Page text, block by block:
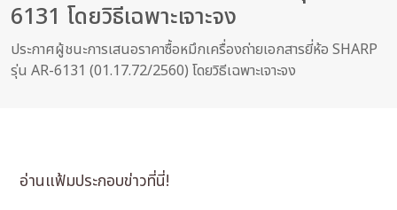
6131 โดยวิธีเฉพาะเจาะจง
ประกาศผู้ชนะการเสนอราคาซื้อหมึกเครื่องถ่ายเอกสารยี่ห้อ SHARP
รุ่น AR-6131 (01.17.72/2560) โดยวิธีเฉพาะเจาะจง
อ่านแฟ้มประกอบข่าวที่นี่!